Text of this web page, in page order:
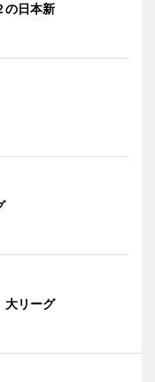
の日本新
リーグ